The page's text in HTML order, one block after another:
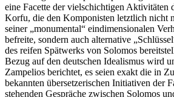
eine Facette der vielschichtigen Aktivitäten
Korfu, die den Komponisten letztlich nicht
seiner „monumental“ eindimensionalen
befreite, sondern auch alternative
des reifen Spätwerks von Solomos
Bezug auf den deutschen Idealismus wird
Zampelios berichtet, es seien exakt die in
bekannten übersetzerischen Initiativen der
stehenden Gespräche zwischen Solomos